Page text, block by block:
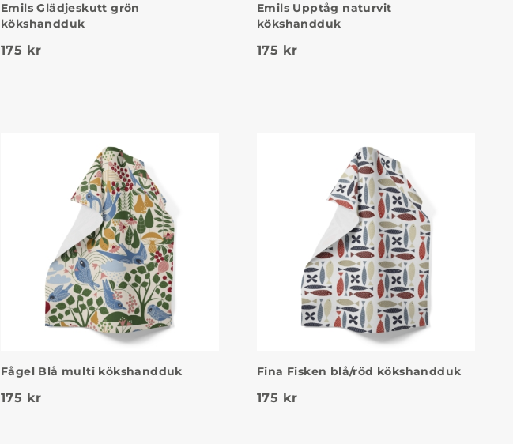
Emils Glädjeskutt grön
kökshandduk
175 kr
Emils Upptåg naturvit
kökshandduk
175 kr
Fågel Blå multi kökshandduk
175 kr
Fina Fisken blå/röd kökshandduk
175 kr